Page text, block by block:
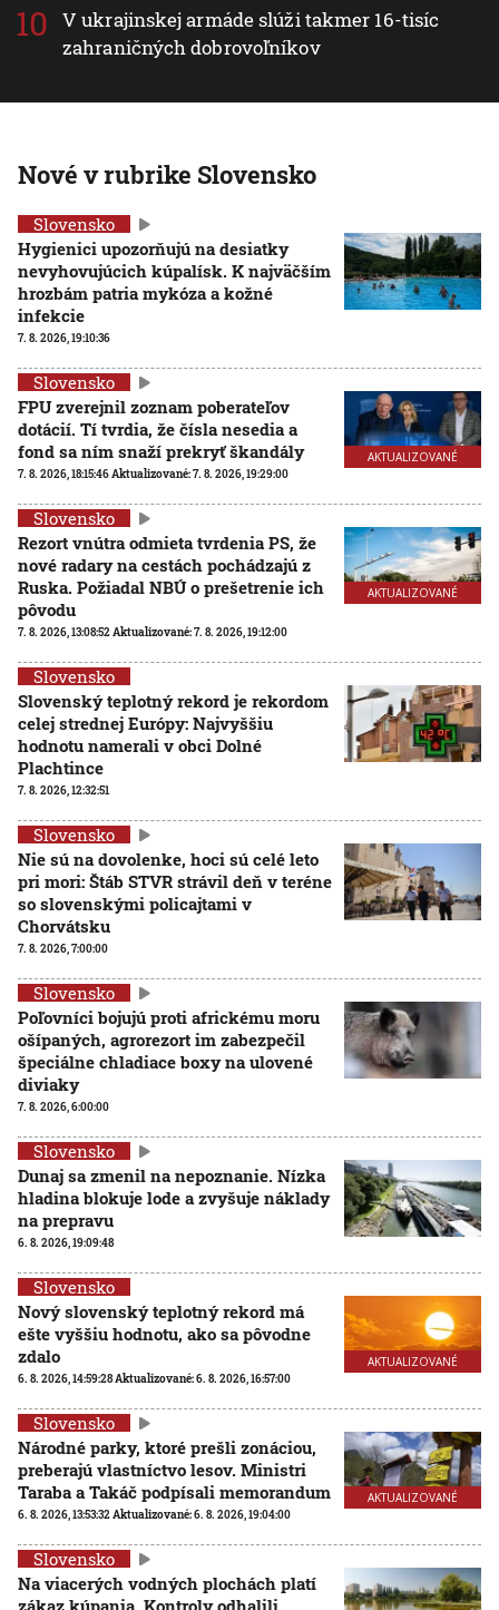
V ukrajinskej armáde slúži takmer 16-tisíc
zahraničných dobrovoľníkov
Nové v rubrike Slovensko
Slovensko
Hygienici upozorňujú na desiatky
nevyhovujúcich kúpalísk. K najväčším
hrozbám patria mykóza a kožné
infekcie
7. 8. 2026, 19:10:36
AKTUALIZOVANÉ
Slovensko
FPU zverejnil zoznam poberateľov
dotácií. Tí tvrdia, že čísla nesedia a
fond sa ním snaží prekryť škandály
7. 8. 2026, 18:15:46Aktualizované:7. 8. 2026, 19:29:00
AKTUALIZOVANÉ
Slovensko
Rezort vnútra odmieta tvrdenia PS, že
nové radary na cestách pochádzajú z
Ruska. Požiadal NBÚ o prešetrenie ich
pôvodu
7. 8. 2026, 13:08:52Aktualizované:7. 8. 2026, 19:12:00
Slovensko
Slovenský teplotný rekord je rekordom
celej strednej Európy: Najvyššiu
hodnotu namerali v obci Dolné
Plachtince
7. 8. 2026, 12:32:51
Slovensko
Nie sú na dovolenke, hoci sú celé leto
pri mori: Štáb STVR strávil deň v teréne
so slovenskými policajtami v
Chorvátsku
7. 8. 2026, 7:00:00
Slovensko
Poľovníci bojujú proti africkému moru
ošípaných, agrorezort im zabezpečil
špeciálne chladiace boxy na ulovené
diviaky
7. 8. 2026, 6:00:00
Slovensko
Dunaj sa zmenil na nepoznanie. Nízka
hladina blokuje lode a zvyšuje náklady
na prepravu
6. 8. 2026, 19:09:48
AKTUALIZOVANÉ
Slovensko
Nový slovenský teplotný rekord má
ešte vyššiu hodnotu, ako sa pôvodne
zdalo
6. 8. 2026, 14:59:28Aktualizované:6. 8. 2026, 16:57:00
AKTUALIZOVANÉ
Slovensko
Národné parky, ktoré prešli zonáciou,
preberajú vlastníctvo lesov. Ministri
Taraba a Takáč podpísali memorandum
6. 8. 2026, 13:53:32Aktualizované:6. 8. 2026, 19:04:00
Slovensko
Na viacerých vodných plochách platí